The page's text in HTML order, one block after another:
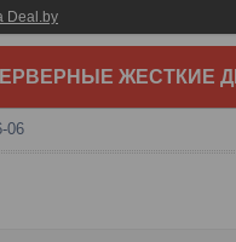
Deal.by
ЖЕСТКИЕ
06